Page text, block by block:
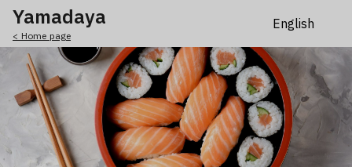
Yamadaya
< Home page